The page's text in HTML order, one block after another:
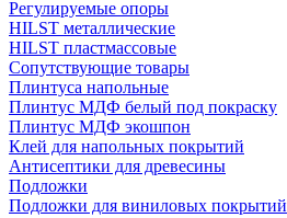
Регулируемые опоры
HILST металлические
HILST пластмассовые
Сопутствующие товары
Плинтуса напольные
Плинтус МДФ белый под покраску
Плинтус МДФ экошпон
Клей для напольных покрытий
Антисептики для древесины
Подложки
Подложки для виниловых покрытий